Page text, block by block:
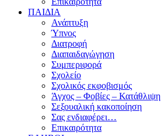
ΠΑΙΔΙΑ
Ανάπτυξη
Ύπνος
Διατροφή
Διαπαιδαγώγηση
Συμπεριφορά
Σχολείο
Σχολικός εκφοβισμός
Άγχος – Φοβίες – Κατάθλιψη
Σεξουαλική κακοποίηση
Σας ενδιαφέρει…
Επικαιρότητα